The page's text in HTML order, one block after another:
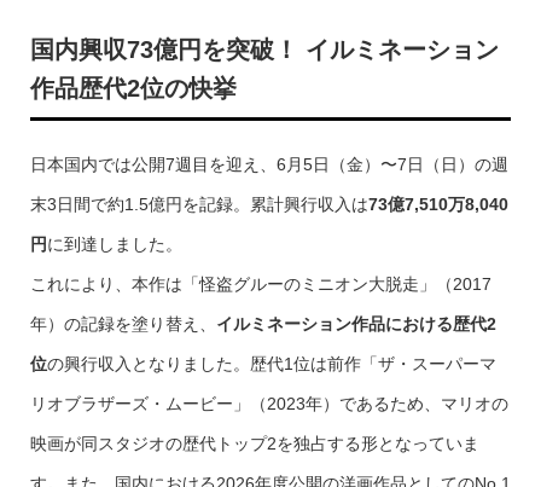
国内興収73億円を突破！ イルミネーション
作品歴代2位の快挙
日本国内では公開7週目を迎え、6月5日（金）〜7日（日）の週
末3日間で約1.5億円を記録。累計興行収入は73億7,510万8,040
円に到達しました。
これにより、本作は「怪盗グルーのミニオン大脱走」（2017
年）の記録を塗り替え、 イルミネーション作品における歴代2
位の興行収入となりました。歴代1位は前作「ザ・スーパーマ
リオブラザーズ・ムービー」（2023年）であるため、マリオの
映画が同スタジオの歴代トップ2を独占する形となっていま